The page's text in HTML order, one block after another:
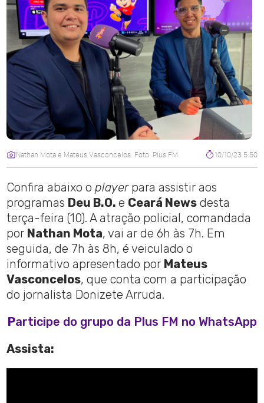
Nathan Mota e Mateus Vasconcelos. Foto: Plus FM 10/10/23 5:50
Confira abaixo oplayerpara assistir aos
programas Deu B.O.e Ceará News desta
terça-feira (10). A atração policial, comandada
por Nathan Mota, vai ar de 6h às 7h. Em
seguida, de 7h às 8h, é veiculado o
informativo apresentado por Mateus
Vasconcelos, que conta com a participação
do jornalista Donizete Arruda.
Participe do grupo da Plus FM no WhatsApp
Assista: